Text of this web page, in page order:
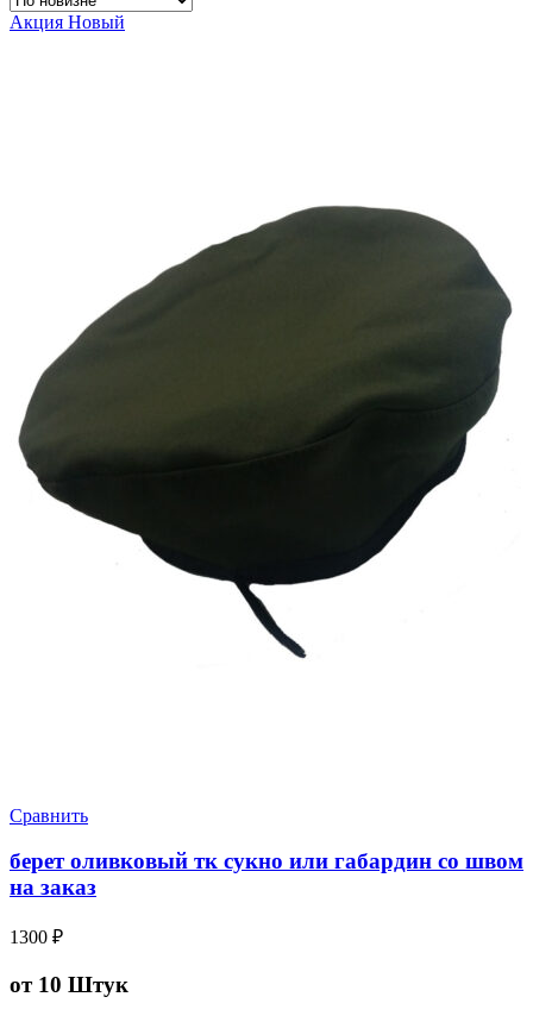
Акция Новый
Сравнить
берет оливковый тк сукно или габардин со швом
на заказ
1300 ₽
от 10 Штук